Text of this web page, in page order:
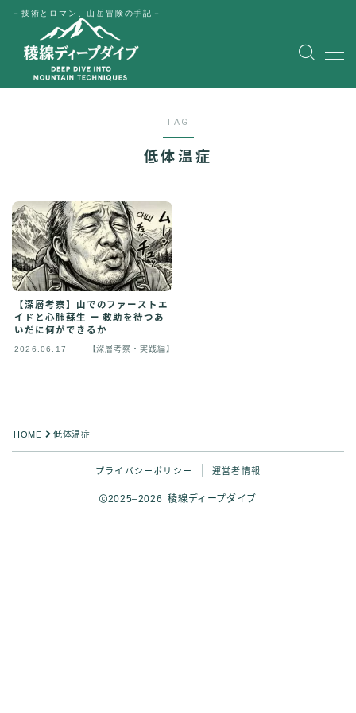
－技術とロマン、山岳冒険の手記－
MENU
Japanese
TAG
低体温症
【深層考察】山でのファーストエ
イドと心肺蘇生 ー 救助を待つあ
いだに何ができるか
2026.06.17 【深層考察・実践編】
HOME 低体温症
プライバシーポリシー 運営者情報
2025–2026 稜線ディープダイブ